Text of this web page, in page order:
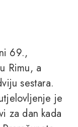
69.,
Rimu, a
sestara.
je
za dan kada